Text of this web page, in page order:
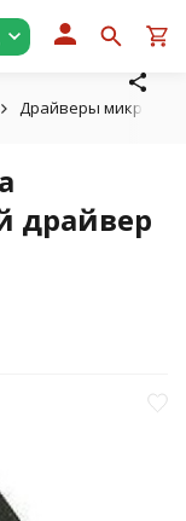
Драйверы
драйвер